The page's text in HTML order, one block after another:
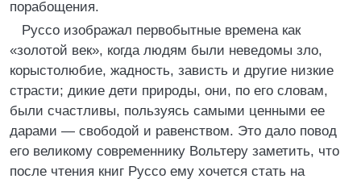
порабощения.
Руссо изображал первобытные времена как
«золотой век», когда людям были неведомы зло,
корыстолюбие, жадность, зависть и другие низкие
страсти; дикие дети природы, они, по его словам,
были счастливы, пользуясь самыми ценными ее
дарами — свободой и равенством. Это дало повод
его великому современнику Вольтеру заметить, что
после чтения книг Руссо ему хочется стать на